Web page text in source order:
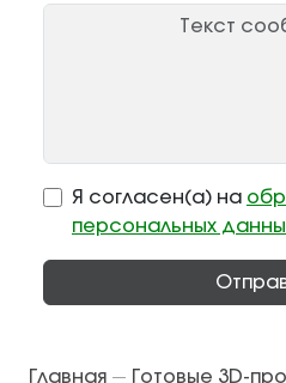
Я согласен(а) на
персональных
Главная — Готовые 3D-